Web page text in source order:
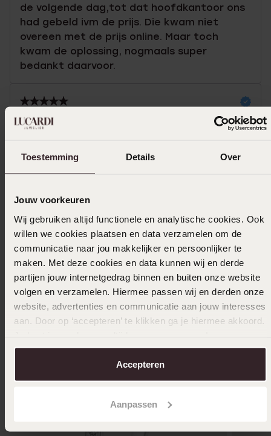
Toestemming Details Over
Jouw voorkeuren
Wij gebruiken altijd functionele en analytische cookies. Ook
willen we cookies plaatsen en data verzamelen om de
communicatie naar jou makkelijker en persoonlijker te
maken. Met deze cookies en data kunnen wij en derde
partijen jouw internetgedrag binnen en buiten onze website
volgen en verzamelen. Hiermee passen wij en derden onze
website, advertenties en communicatie aan jouw interesses
aan. Door op ‘accepteren’ te klikken ga je hiermee akkoord.
over in onscookiebeleid.
Accepteren
Aanpassen
de volgende dag,tot dat hoofdkantoor ons
had gebeld ivm de prijs. Die kwam niet
overeen met de prijs online. Maar toch
kwam de oplossing, nogmaals super
bedankt daarvoor.
12-01-2025 - Urszula
Selecteer maat & bestel
Ook leuk voor jou